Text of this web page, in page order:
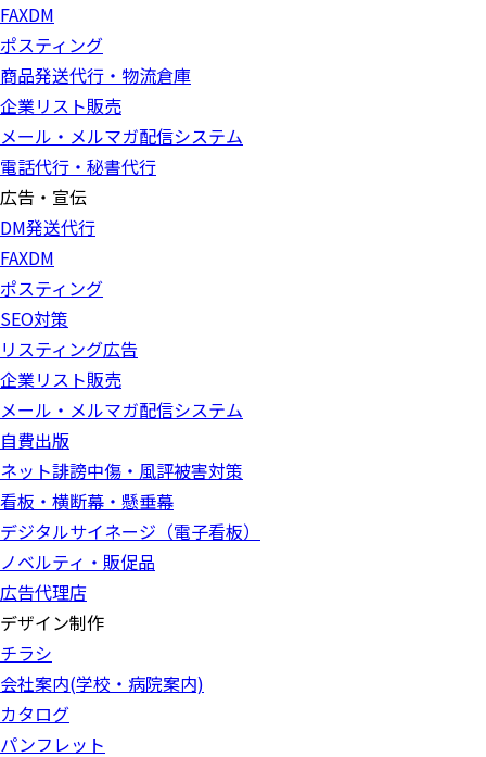
FAXDM
ポスティング
商品発送代行・物流倉庫
企業リスト販売
メール・メルマガ配信システム
電話代行・秘書代行
広告・宣伝
DM発送代行
FAXDM
ポスティング
SEO対策
リスティング広告
企業リスト販売
メール・メルマガ配信システム
自費出版
ネット誹謗中傷・風評被害対策
看板・横断幕・懸垂幕
デジタルサイネージ（電子看板）
ノベルティ・販促品
広告代理店
デザイン制作
チラシ
会社案内(学校・病院案内)
カタログ
パンフレット